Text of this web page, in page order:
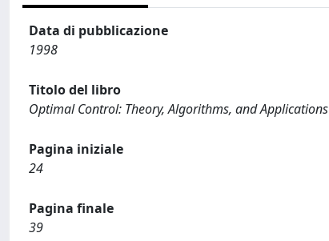
Data di pubblicazione
1998
Titolo del libro
Optimal Control: Theory, Algorithms, and Applications
Pagina iniziale
24
Pagina finale
39